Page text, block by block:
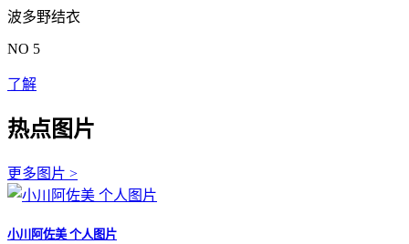
波多野结衣
NO 5
了解
热点图片
更多图片 >
小川阿佐美 个人图片